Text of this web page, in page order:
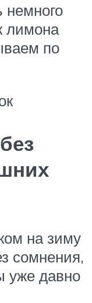
немного
лимона
по
на зиму
сомнения,
уже давно